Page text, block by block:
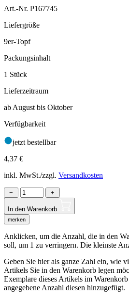
Art.-Nr. P167745
Liefergröße
9er-Topf
Packungsinhalt
1 Stück
Lieferzeitraum
ab August bis Oktober
Verfügbarkeit
jetzt bestellbar
4,37 €
inkl. MwSt./zzgl. Versandkosten
− +
In den Warenkorb
merken
Anklicken, um die Anzahl, die in den
soll, um 1 zu verringern. Die kleinste
Geben Sie hier als ganze Zahl ein, wie
Artikels Sie in den Warenkorb legen
Exemplare dieses Artikels im
angegebene Anzahl diesen hinzugefügt.